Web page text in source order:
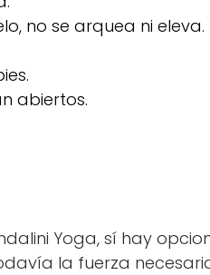
no se arquea ni eleva.
abiertos.
Yoga, sí hay
la fuerza